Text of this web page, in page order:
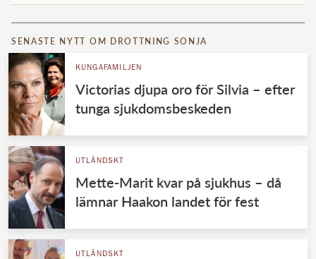
SENASTE NYTT OM DROTTNING SONJA
KUNGAFAMILJEN
Victorias djupa oro för Silvia – efter
tunga sjukdomsbeskeden
UTLÄNDSKT
Mette-Marit kvar på sjukhus – då
lämnar Haakon landet för fest
UTLÄNDSKT